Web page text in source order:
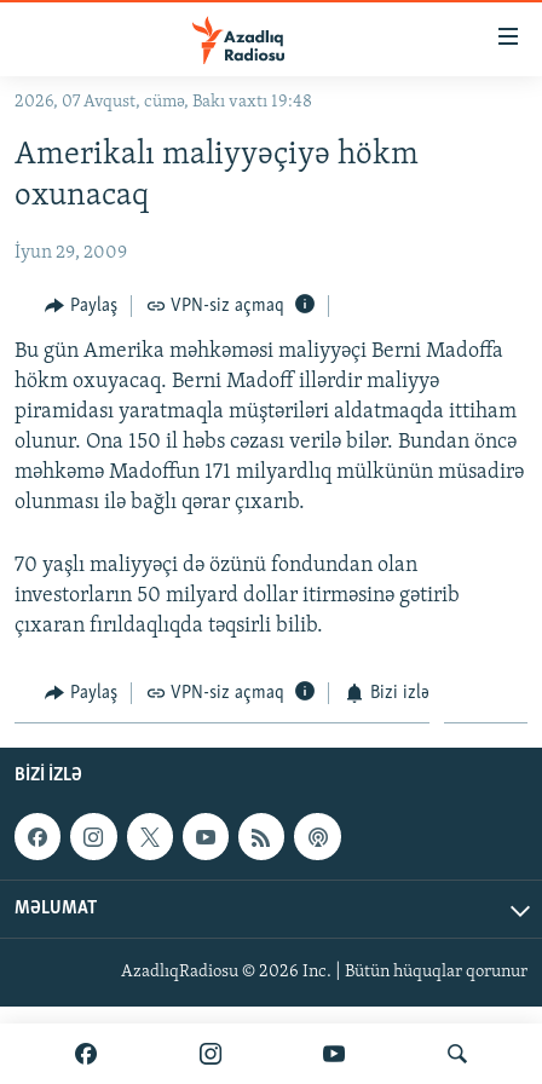
Əsas
qayıt
Əsas
qayıt
KORRUPSIOMETR
#ƏSLINDƏ
FƏRQƏ BAX
QANUNI DOĞRU
ARAŞDIRMA
MULTIMEDIA
VIDEO
İNFOQRAFIKA
RADIO ARXIV
AZƏRBAYCAN ƏDƏBIYYATI KITABXANASI
İSLAM VƏ DEMOKRATIYA
MISSIYAMIZ
PEŞƏ ETIKASI VƏ JURNALISTIKA STANDARTLARIMIZ
AZADLIQRADIOSU MOBIL TELEFONUNUZDA
XƏBƏR BÜLLETENLƏRIMIZ
BIZI IZLƏ
RFE/RL-in bütün saytları
2026, 07 Avqust, cümə, Bakı vaxtı 19:48
Amerikalı maliyyəçiyə hökm
oxunacaq
İyun 29, 2009
Paylaş VPN-siz açmaq
Bu gün Amerika məhkəməsi maliyyəçi Berni Madoffa
hökm oxuyacaq. Berni Madoff illərdir maliyyə
piramidası yaratmaqla müştəriləri aldatmaqda ittiham
olunur. Ona 150 il həbs cəzası verilə bilər. Bundan öncə
məhkəmə Madoffun 171 milyardlıq mülkünün müsadirə
olunması ilə bağlı qərar çıxarıb.
70 yaşlı maliyyəçi də özünü fondundan olan
investorların 50 milyard dollar itirməsinə gətirib
çıxaran fırıldaqlıqda təqsirli bilib.
Paylaş VPN-siz açmaq Bizi izlə
BIZI IZLƏ
MƏLUMAT
AzadlıqRadiosu © 2026 Inc. | Bütün hüquqlar qorunur